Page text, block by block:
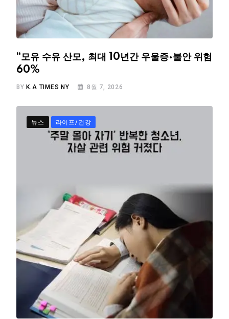
“모유 수유 산모, 최대 10년간 우울증·불안 위험
60%
BY K.A TIMES NY 8월 7, 2026
뉴스 라이프/건강